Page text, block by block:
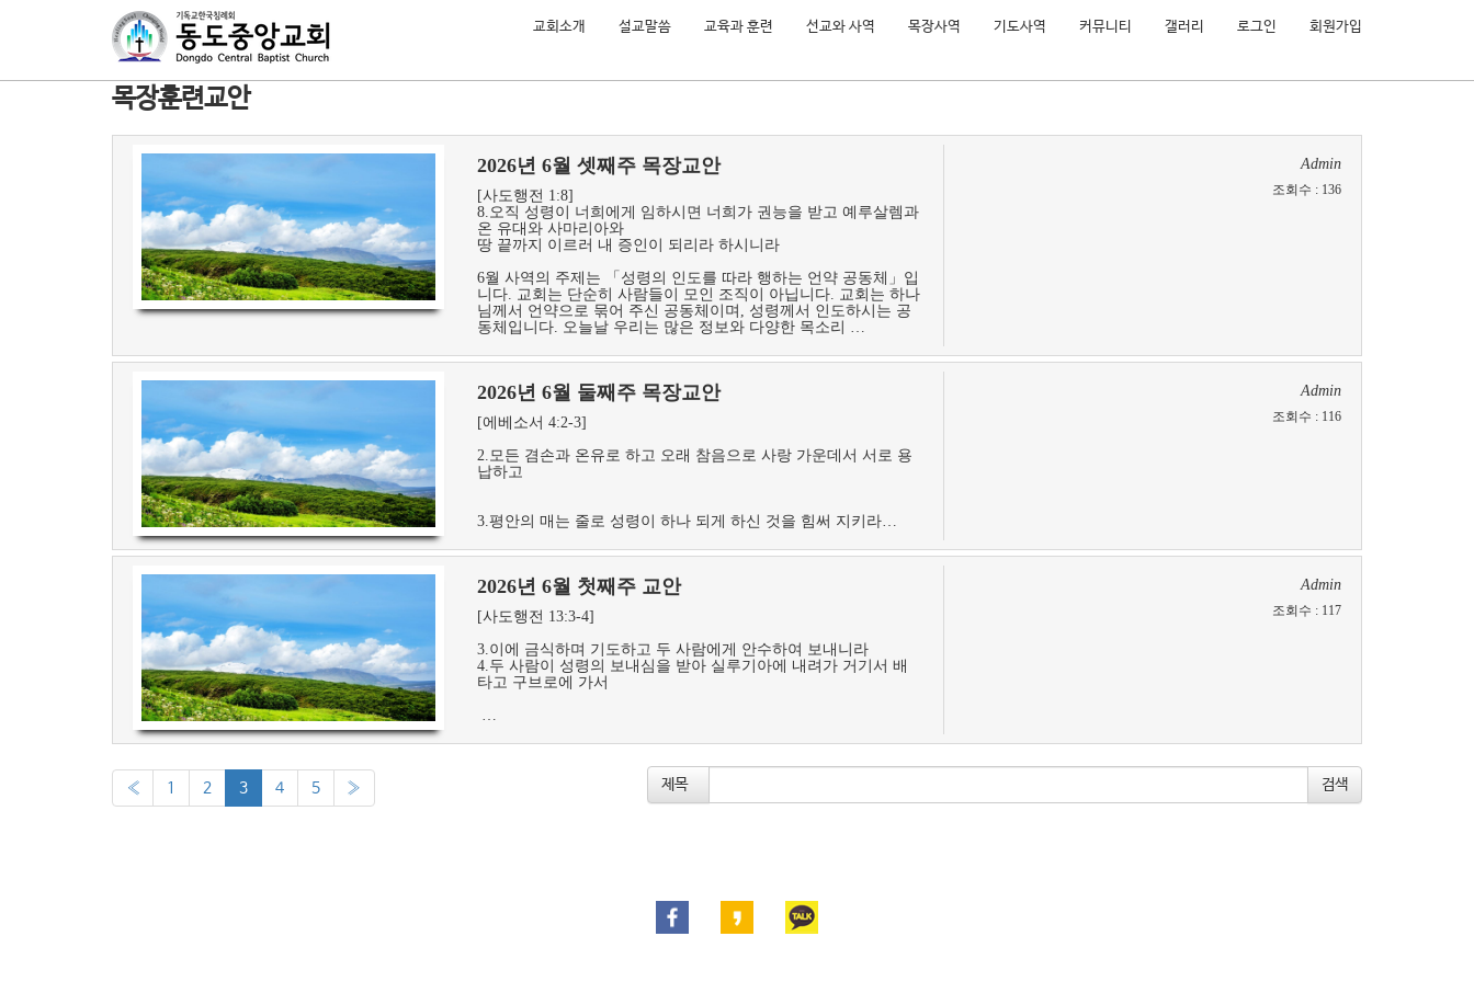
교회소개 설교말씀 교육과 훈련 선교와 사역 목장사역 기도사역 커뮤니티 갤러리 로그인 회원가입
목장훈련교안
2026년 6월 셋째주 목장교안
[사도행전 1:8]
8.오직 성령이 너희에게 임하시면 너희가 권능을 받고 예루살렘과
온 유대와 사마리아와
땅 끝까지 이르러 내 증인이 되리라 하시니라
6월 사역의 주제는 「성령의 인도를 따라 행하는 언약 공동체」입
니다. 교회는 단순히 사람들이 모인 조직이 아닙니다. 교회는 하나
님께서 언약으로 묶어 주신 공동체이며, 성령께서 인도하시는 공
동체입니다. 오늘날 우리는 많은 정보와 다양한 목소리 …
Admin
조회수 : 136
2026년 6월 둘째주 목장교안
[에베소서 4:2-3]
2.모든 겸손과 온유로 하고 오래 참음으로 사랑 가운데서 서로 용
납하고
3.평안의 매는 줄로 성령이 하나 되게 하신 것을 힘써 지키라…
Admin
조회수 : 116
2026년 6월 첫째주 교안
[사도행전 13:3-4]
3.이에 금식하며 기도하고 두 사람에게 안수하여 보내니라
4.두 사람이 성령의 보내심을 받아 실루기아에 내려가 거기서 배
타고 구브로에 가서
…
Admin
조회수 : 117
« 1 2 3 4 5 » 제목